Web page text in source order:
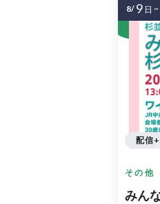
その他
みん
配信
8/ 9 日 ~